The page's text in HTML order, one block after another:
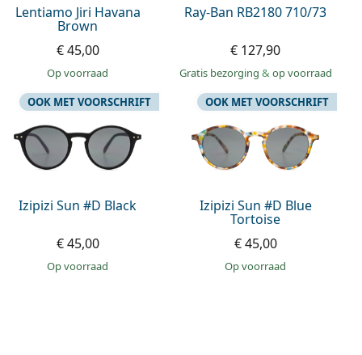
Lentiamo Jiri Havana
Brown
€ 45,00
op voorraad
Ray-Ban RB2180 710/73
€ 127,90
Gratis bezorging & op voorraad
Izipizi Sun #D Black
OOK MET VOORSCHRIFT
€ 45,00
op voorraad
Izipizi Sun #D Blue
Tortoise
OOK MET VOORSCHRIFT
€ 45,00
op voorraad